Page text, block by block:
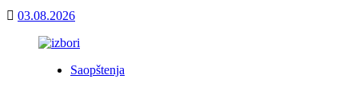
03.08.2026
Saopštenja